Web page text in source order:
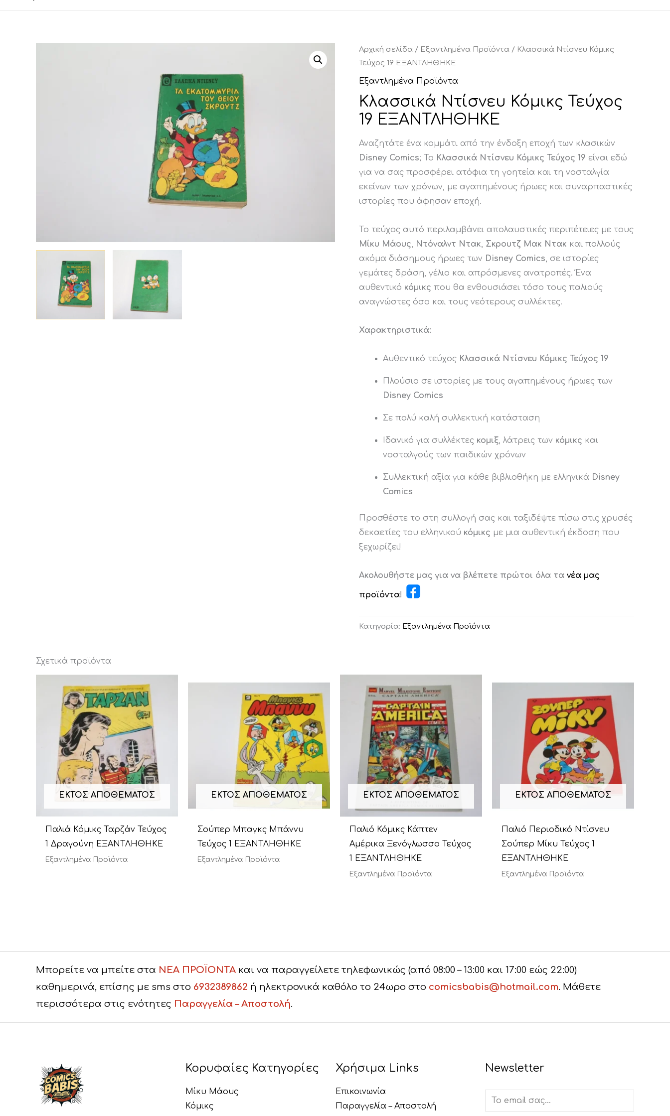
Αρχική σελίδα / Εξαντλημένα Προϊόντα / Κλασσικά Ντίσνευ Κόμικς
Τεύχος 19 ΕΞΑΝΤΛΗΘΗΚΕ
Εξαντλημένα Προϊόντα
Κλασσικά Ντίσνευ Κόμικς Τεύχος
19 ΕΞΑΝΤΛΗΘΗΚΕ
Αναζητάτε ένα κομμάτι από την ένδοξη εποχή των κλασικών
Disney Comics; Το Κλασσικά Ντίσνευ Κόμικς Τεύχος 19 είναι εδώ
για να σας προσφέρει ατόφια τη γοητεία και τη νοσταλγία
εκείνων των χρόνων, με αγαπημένους ήρωες και συναρπαστικές
ιστορίες που άφησαν εποχή.
Το τεύχος αυτό περιλαμβάνει απολαυστικές περιπέτειες με τους
Μίκυ Μάους, Ντόναλντ Ντακ, Σκρουτζ Μακ Ντακ και πολλούς
ακόμα διάσημους ήρωες των Disney Comics, σε ιστορίες
γεμάτες δράση, γέλιο και απρόσμενες ανατροπές. Ένα
αυθεντικό κόμικς που θα ενθουσιάσει τόσο τους παλιούς
αναγνώστες όσο και τους νεότερους συλλέκτες.
Χαρακτηριστικά:
Αυθεντικό τεύχος Κλασσικά Ντίσνευ Κόμικς Τεύχος 19
Πλούσιο σε ιστορίες με τους αγαπημένους ήρωες των
Disney Comics
Σε πολύ καλή συλλεκτική κατάσταση
Ιδανικό για συλλέκτες κομιξ, λάτρεις των κόμικς και
νοσταλγούς των παιδικών χρόνων
Συλλεκτική αξία για κάθε βιβλιοθήκη με ελληνικά Disney
Comics
Προσθέστε το στη συλλογή σας και ταξιδέψτε πίσω στις χρυσές
δεκαετίες του ελληνικού κόμικς με μια αυθεντική έκδοση που
ξεχωρίζει!
Ακολουθήστε μας για να βλέπετε πρώτοι όλα τα νέα μας
προϊόντα!
Κατηγορία: Εξαντλημένα Προϊόντα
Σχετικά προϊόντα
ΕΚΤΌΣ ΑΠΟΘΈΜΑΤΟΣ
Παλιά Κόμικς Ταρζάν Τεύχος
1 Δραγούνη ΕΞΑΝΤΛΗΘΗΚΕ
Εξαντλημένα Προϊόντα
ΕΚΤΌΣ ΑΠΟΘΈΜΑΤΟΣ
Σούπερ Μπαγκς Μπάννυ
Τεύχος 1 ΕΞΑΝΤΛΗΘΗΚΕ
Εξαντλημένα Προϊόντα
ΕΚΤΌΣ ΑΠΟΘΈΜΑΤΟΣ
Παλιό Κόμικς Κάπτεν
Αμέρικα Ξενόγλωσσο Τεύχος
1 ΕΞΑΝΤΛΗΘΗΚΕ
Εξαντλημένα Προϊόντα
ΕΚΤΌΣ ΑΠΟΘΈΜΑΤΟΣ
Παλιό Περιοδικό Ντίσνευ
Σούπερ Μίκυ Τεύχος 1
ΕΞΑΝΤΛΗΘΗΚΕ
Εξαντλημένα Προϊόντα
Μπορείτε να μπείτε στα ΝΕΑ ΠΡΟΪΟΝΤΑ και να παραγγείλετε τηλεφωνικώς (από 08:00 – 13:00 και 17:00 εώς 22:00)
καθημερινά, επίσης με sms στο 6932389862 ή ηλεκτρονικά καθόλο το 24ωρο στο comicsbabis@hotmail.com. Μάθετε
περισσότερα στις ενότητες Παραγγελία – Αποστολή.
Κορυφαίες Κατηγορίες
Μίκυ Μάους
Κόμικς
Χρήσιμα Links
Επικοινωνία
Παραγγελία – Αποστολή
Newsletter
m